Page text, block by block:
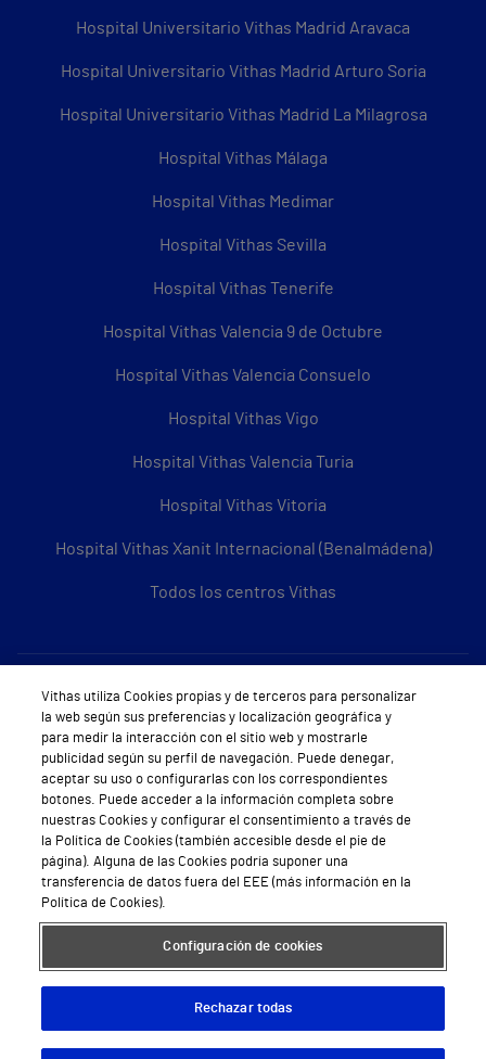
Hospital Universitario Vithas Madrid Aravaca
Hospital Universitario Vithas Madrid Arturo Soria
Hospital Universitario Vithas Madrid La Milagrosa
Hospital Vithas Málaga
Hospital Vithas Medimar
Hospital Vithas Sevilla
Hospital Vithas Tenerife
Hospital Vithas Valencia 9 de Octubre
Hospital Vithas Valencia Consuelo
Hospital Vithas Vigo
Hospital Vithas Valencia Turia
Hospital Vithas Vitoria
Hospital Vithas Xanit Internacional (Benalmádena)
Todos los centros Vithas
Sobre Vithas
Quiénes somos
Trabajar en Vithas
Teléfono Cita Médica
Teléfono Atención al Cliente
Política de seguridad y salud en el trabajo
Conoce a Supervita
Aviso Legal Política de cookies Política de privacidad Mapa web Protección de datos
Vithas utiliza Cookies propias y de terceros para personalizar
la web según sus preferencias y localización geográfica y
para medir la interacción con el sitio web y mostrarle
publicidad según su perfil de navegación. Puede denegar,
aceptar su uso o configurarlas con los correspondientes
botones. Puede acceder a la información completa sobre
nuestras Cookies y configurar el consentimiento a través de
la Política de Cookies (también accesible desde el pie de
página). Alguna de las Cookies podría suponer una
transferencia de datos fuera del EEE (más información en la
Política de Cookies).
Configuración de cookies
Rechazar todas